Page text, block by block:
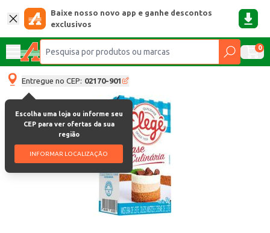
Baixe nosso novo app e ganhe descontos
exclusivos
0
Entregue no CEP: 02170-901
Escolha uma loja ou informe seu
CEP para ver ofertas da sua
região
INFORMAR LOCALIZAÇÃO